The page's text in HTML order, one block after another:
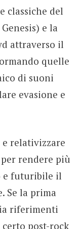
classiche del
e la
attraverso il
quelle
di suoni
evasione e
relativizzare
rendere più
e futuribile il
Se la prima
riferimenti
post-rock